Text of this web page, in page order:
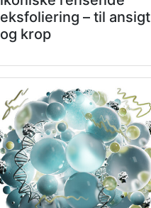
eksfoliering – til ansigt
og krop